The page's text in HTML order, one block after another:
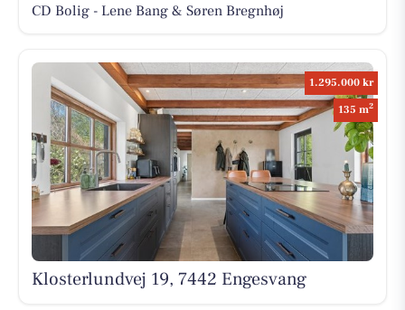
CD Bolig - Lene Bang & Søren Bregnhøj
1.295.000 kr
135 m2
Klosterlundvej 19, 7442 Engesvang